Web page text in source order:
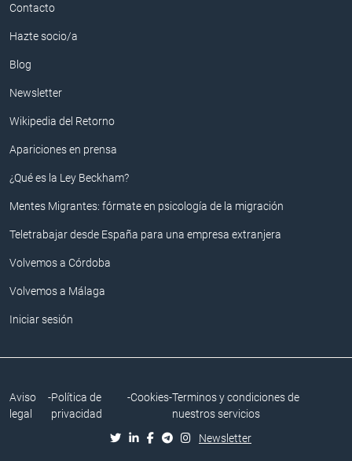
Contacto
Hazte socio/a
Blog
Newsletter
Wikipedia del Retorno
Apariciones en prensa
¿Qué es la Ley Beckham?
Mentes Migrantes: fórmate en psicología de la migración
Teletrabajar desde España para una empresa extranjera
Volvemos a Córdoba
Volvemos a Málaga
Iniciar sesión
Aviso
legal
-Política de
privacidad
-Cookies-Terminos y condiciones de
nuestros servicios
Newsletter